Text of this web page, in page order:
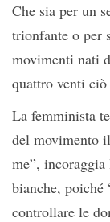
Che sia per un
trionfante o per
movimenti nati
quattro venti ciò
La femminista
del movimento
me”,
bianche,
controllare le